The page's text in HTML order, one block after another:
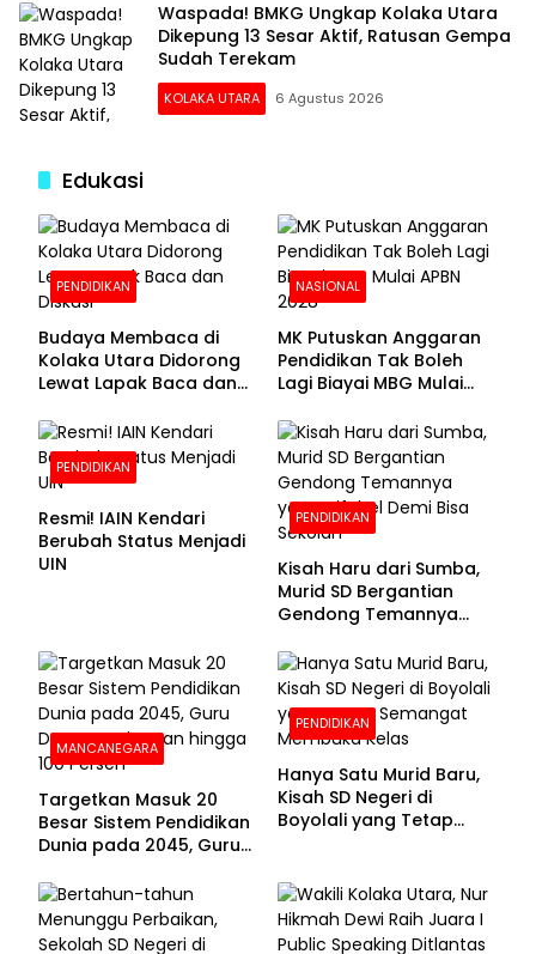
Waspada! BMKG Ungkap Kolaka Utara
Dikepung 13 Sesar Aktif, Ratusan Gempa
Sudah Terekam
KOLAKA UTARA 6 Agustus 2026
Edukasi
PENDIDIKAN
Budaya Membaca di
Kolaka Utara Didorong
Lewat Lapak Baca dan
NASIONAL
MK Putuskan Anggaran
Pendidikan Tak Boleh
Lagi Biayai MBG Mulai
PENDIDIKAN
Resmi! IAIN Kendari
Berubah Status Menjadi
UIN
PENDIDIKAN
Kisah Haru dari Sumba,
Murid SD Bergantian
Gendong Temannya
Sekolah
MANCANEGARA
Targetkan Masuk 20
Besar Sistem Pendidikan
Dunia pada 2045, Guru
100 Persen
PENDIDIKAN
Hanya Satu Murid Baru,
Kisah SD Negeri di
Boyolali yang Tetap